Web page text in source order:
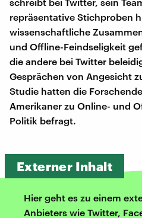
repräsentative Stichproben
wissenschaftliche
und Offline-Feindseligkeit
die andere bei Twitter
Gesprächen von Angesicht
Studie hatten die
Amerikaner zu Online- und
Politik befragt.
Externer Inhalt
Hier geht es zu einem
Anbieters wie Twitter,